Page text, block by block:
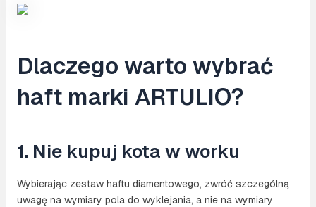
Dlaczego warto wybrać
haft marki ARTULIO?
1. Nie kupuj kota w worku
Wybierając zestaw haftu diamentowego, zwróć szczególną
uwagę na wymiary pola do wyklejania, a nie na wymiary